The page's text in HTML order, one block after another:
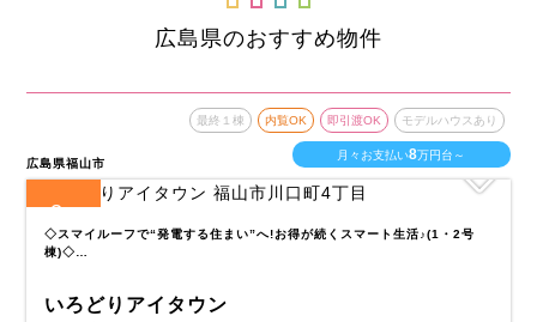
広島県のおすすめ物件
広島県福山市
最終１棟 内覧OK 即引渡OK モデルハウスあり
月々お支払い8万円台～
3
◇スマイルーフで“発電する住まい”へ!お得が続くスマート生活♪(1・2号
棟)◇…
いろどりアイタウン